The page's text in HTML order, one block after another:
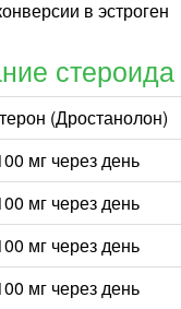
в эстроген
(Дростанолон)
мг через день
мг через день
мг через день
мг через день